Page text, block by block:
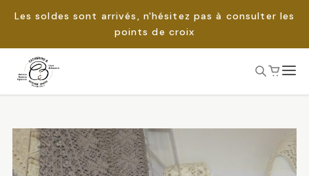
Les soldes sont arrivés, n'hésitez pas à consulter les
points de croix
Passer